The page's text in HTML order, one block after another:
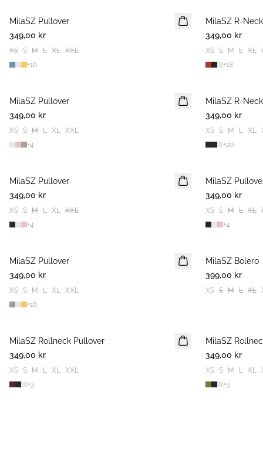
NYHET
2 FOR 600 SEK
MilaSZ Pullover
349,00 kr
XS S M L XL XXL
+16
NYHET
2 FOR 600 SEK
MilaSZ R-
349,00 kr
XS S M L XL
+18
2 FOR 600 SEK
MilaSZ Pullover
349,00 kr
XS S M L XL XXL
+4
2 FOR 600 SEK
MilaSZ R-
349,00 kr
XS S M L XL
+20
2 FOR 600 SEK
MilaSZ Pullover
349,00 kr
XS S M L XL XXL
+4
2 FOR 600 SEK
MilaSZ
349,00 kr
XS S M L XL
+4
2 FOR 600 SEK
MilaSZ Pullover
349,00 kr
XS S M L XL XXL
+16
MilaSZ Bolero
399,00 kr
XS S M L XL
NYHET
MilaSZ Rollneck Pullover
349,00 kr
XS S M L XL XXL
+9
NYHET
MilaSZ
349,00 kr
XS S M L XL
+9